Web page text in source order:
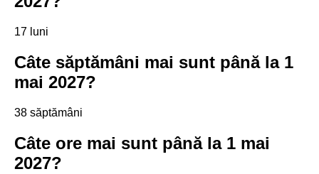
17 luni
Câte săptămâni mai sunt până la 1
mai 2027?
38 săptămâni
Câte ore mai sunt până la 1 mai
2027?